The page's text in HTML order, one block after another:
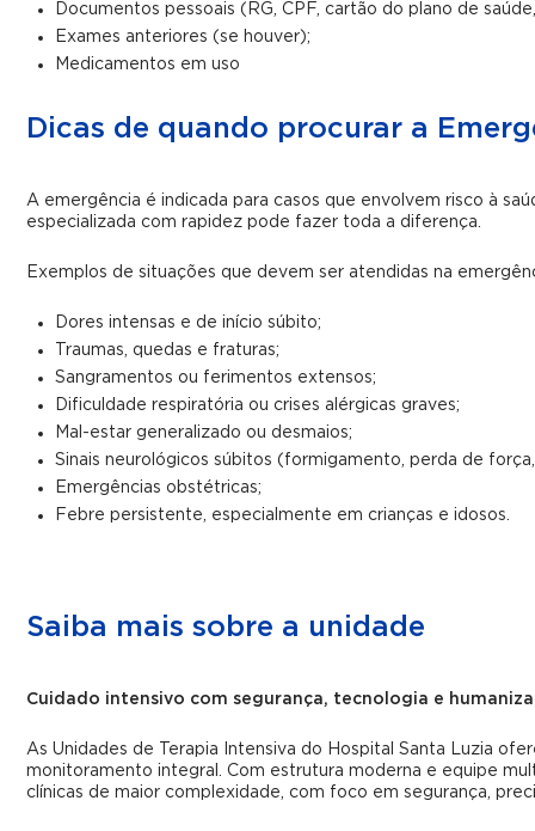
Documentos pessoais (RG, CPF, cartão do plano de
Exames anteriores (se houver);
Medicamentos em uso
Dicas de quando procurar a
A emergência é indicada para casos que envolvem risco à
especializada com rapidez pode fazer toda a diferença.ㅤ
Exemplos de situações que devem ser atendidas na
Dores intensas e de início súbito;
Traumas, quedas e fraturas;
Sangramentos ou ferimentos extensos;
Dificuldade respiratória ou crises alérgicas graves;
Mal-estar generalizado ou desmaios;
Sinais neurológicos súbitos (formigamento, perda de
Emergências obstétricas;
Febre persistente, especialmente em crianças e idosos.
Saiba mais sobre a unidade
Cuidado intensivo com segurança, tecnologia e
As Unidades de Terapia Intensiva do Hospital Santa Luzia
monitoramento integral. Com estrutura moderna e equipe
clínicas de maior complexidade, com foco em segurança,